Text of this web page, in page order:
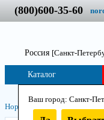
(800)600-35-60
Россия [Санкт-
Ваш город: Санкт-
Каталог
Нордком Инструмент